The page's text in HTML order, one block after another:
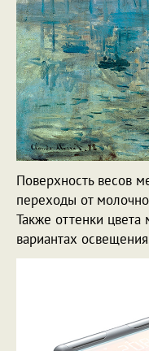
Поверхность весов
переходы от
Также оттенки цвета
вариантах